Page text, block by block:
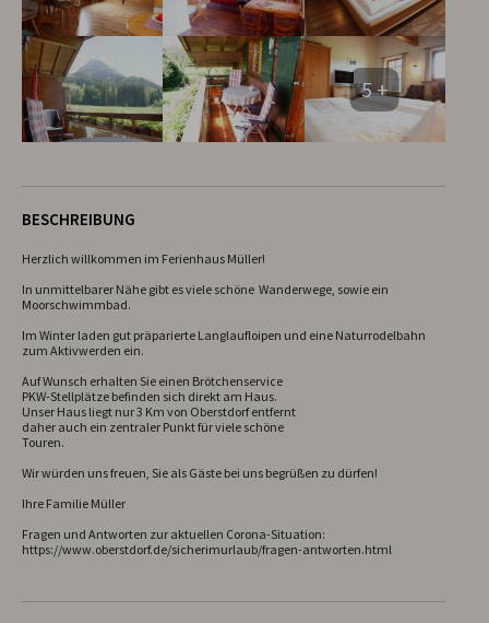
5 +
BESCHREIBUNG
Herzlich willkommen im Ferienhaus Müller!
In unmittelbarer Nähe gibt es viele schöne  Wanderwege, sowie ein
Moorschwimmbad.
Im Winter laden gut präparierte Langlaufloipen und eine Naturrodelbahn
zum Aktivwerden ein.
Auf Wunsch erhalten Sie einen Brötchenservice
PKW-Stellplätze befinden sich direkt am Haus.
Unser Haus liegt nur 3 Km von Oberstdorf entfernt
daher auch ein zentraler Punkt für viele schöne
Touren.
Wir würden uns freuen, Sie als Gäste bei uns begrüßen zu dürfen!
Ihre Familie Müller
Fragen und Antworten zur aktuellen Corona-Situation:
https://www.oberstdorf.de/sicherimurlaub/fragen-antworten.html